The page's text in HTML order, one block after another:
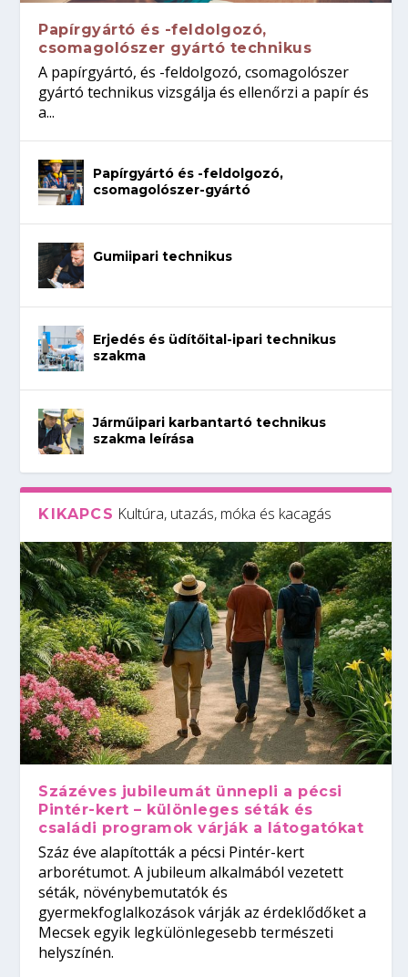
Papírgyártó és -feldolgozó,
csomagolószer gyártó technikus
A papírgyártó, és -feldolgozó, csomagolószer
gyártó technikus vizsgálja és ellenőrzi a papír és
a...
Papírgyártó és -feldolgozó,
csomagolószer-gyártó
Gumiipari technikus
Erjedés és üdítőital-ipari technikus
szakma
Járműipari karbantartó technikus
szakma leírása
KIKAPCS Kultúra, utazás, móka és kacagás
Százéves jubileumát ünnepli a pécsi
Pintér-kert – különleges séták és
családi programok várják a látogatókat
Száz éve alapították a pécsi Pintér-kert
arborétumot. A jubileum alkalmából vezetett
séták, növénybemutatók és
gyermekfoglalkozások várják az érdeklődőket a
Mecsek egyik legkülönlegesebb természeti
helyszínén.